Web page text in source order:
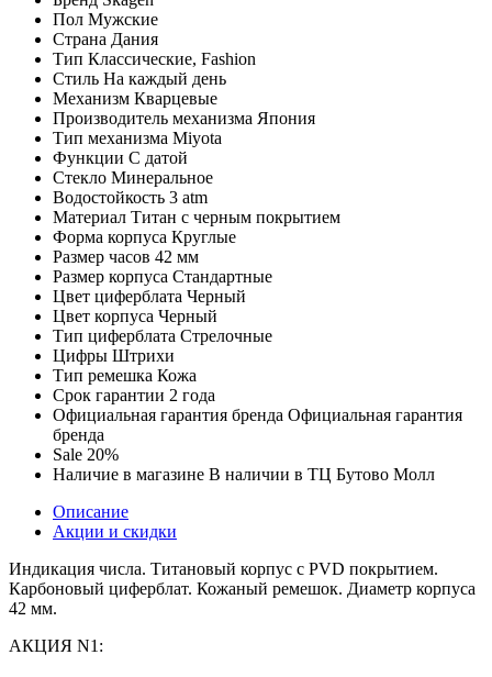
Пол Мужские
Страна Дания
Тип Классические, Fashion
Стиль На каждый день
Механизм Кварцевые
Производитель механизма Япония
Тип механизма Miyota
Функции С датой
Стекло Минеральное
Водостойкость 3 atm
Материал Титан с черным покрытием
Форма корпуса Круглые
Размер часов 42 мм
Размер корпуса Стандартные
Цвет циферблата Черный
Цвет корпуса Черный
Тип циферблата Стрелочные
Цифры Штрихи
Тип ремешка Кожа
Срок гарантии 2 года
Официальная гарантия бренда Официальная гарантия
бренда
Sale 20%
Наличие в магазине В наличии в ТЦ Бутово Молл
Описание
Акции и скидки
Индикация числа. Титановый корпус с PVD покрытием.
Карбоновый циферблат. Кожаный ремешок. Диаметр корпуса
42 мм.
АКЦИЯ N1: